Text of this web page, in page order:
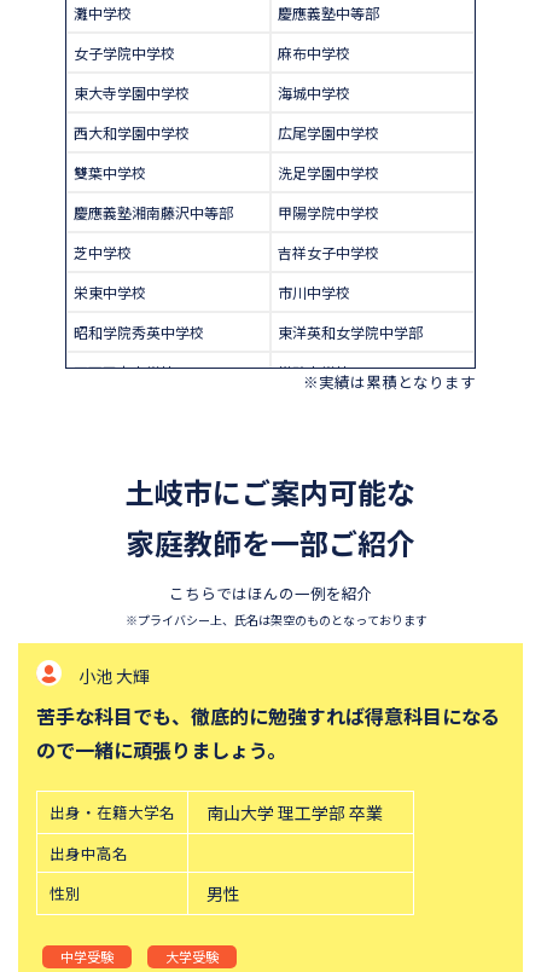
灘中学校
慶應義塾中等部
女子学院中学校
麻布中学校
東大寺学園中学校
海城中学校
西大和学園中学校
広尾学園中学校
雙葉中学校
洗足学園中学校
慶應義塾湘南藤沢中等部
甲陽学院中学校
芝中学校
吉祥女子中学校
栄東中学校
市川中学校
昭和学院秀英中学校
東洋英和女学院中学部
四天王寺中学校
巣鴨中学校
東邦大学付属東邦中学校
須磨学園中学校
北嶺中学校
白百合学園中学校
東京農業大学第一高等学校中
立教新座中学校
桐朋中学校
東京都市大学付属中学校
三田国際科学学園中学校
青山学院中等部
帝塚山中学校
中央大学附属横浜中学校
六甲学院中学校
青山学院横浜英和中学校
神奈川大学附属中学校
大宮開成中学校
法政大学第二中学校
品川女子学院中等部
東京都立桜修館中等教育学校
※実績は累積となります
土岐市にご案内可能な
家庭教師を一部ご紹介
こちらではほんの一例を紹介
※プライバシー上、氏名は架空のものとなっております
小池 大輝
苦手な科目でも、徹底的に勉強すれば得意科目になる
ので一緒に頑張りましょう。
出身・在籍大学名 南山大学 理工学部 卒業
出身中高名
性別
男性
中学受験 大学受験